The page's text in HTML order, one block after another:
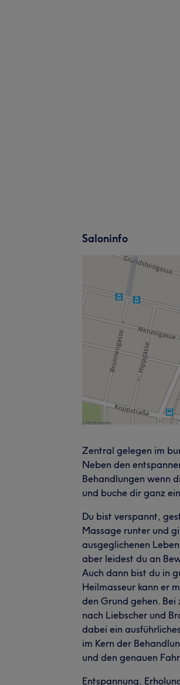
Saloninfo
Zentral gelegen im
Neben den
Behandlungen wenn
und buche dir ganz
Du bist verspannt,
Massage runter und
ausgeglichenen
aber leidest du an
Auch dann bist du in
Heilmasseur kann er
den Grund gehen.
nach Liebscher und
dabei ein
im Kern der
und den genauen
Entspannung,